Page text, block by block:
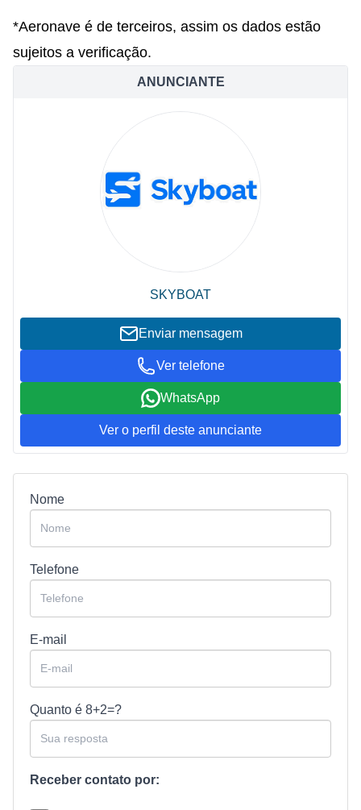
*Aeronave é de terceiros, assim os dados estão
sujeitos a verificação.
ANUNCIANTE
SKYBOAT
Enviar mensagem
Ver telefone
WhatsApp
Ver o perfil deste anunciante
Nome
Telefone
E-mail
Quanto é 8+2=?
Receber contato por: